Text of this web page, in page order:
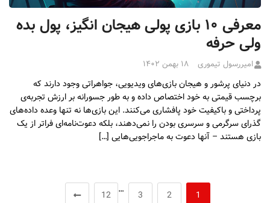
معرفی ۱۰ بازی پولی هیجان انگیز، پول بده
ولی حرفه
امیررسول تیموری ۱۸ بهمن ۱۴۰۲
در دنیای پرشور و هیجان بازی‌های ویدیویی، جواهراتی وجود دارند که
برچسب قیمتی به خود اختصاص داده و به طور جسورانه بر ارزش تجربه‌ی
پرداختی و باکیفیت خود پافشاری می‌کنند. این بازی‌ها نه تنها وعده داده‌های
گذرای سرگرمی و سرسری بودن را نمی‌دهند، بلکه دعوت‌نامه‌ای فراتر از یک
بازی هستند – آنها دعوت به ماجراجویی‌هایی […]
1
2
3
…
12